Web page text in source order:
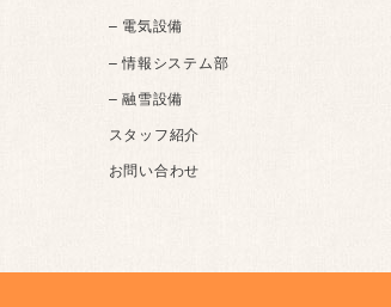
– 電気設備
– 情報システム部
– 融雪設備
スタッフ紹介
お問い合わせ